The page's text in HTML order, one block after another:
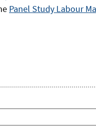
Panel Study Labour